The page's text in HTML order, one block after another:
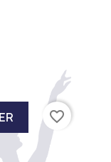
favorite_border